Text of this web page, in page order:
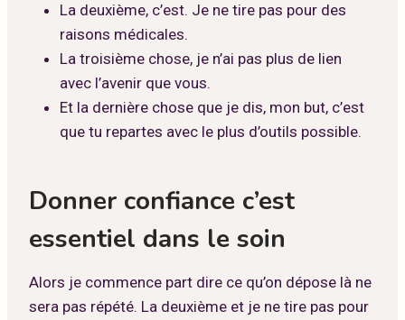
La deuxième, c’est. Je ne tire pas pour des
raisons médicales.
La troisième chose, je n’ai pas plus de lien
avec l’avenir que vous.
Et la dernière chose que je dis, mon but, c’est
que tu repartes avec le plus d’outils possible.
Donner confiance c’est
essentiel dans le soin
Alors je commence part dire ce qu’on dépose là ne
sera pas répété. La deuxième et je ne tire pas pour